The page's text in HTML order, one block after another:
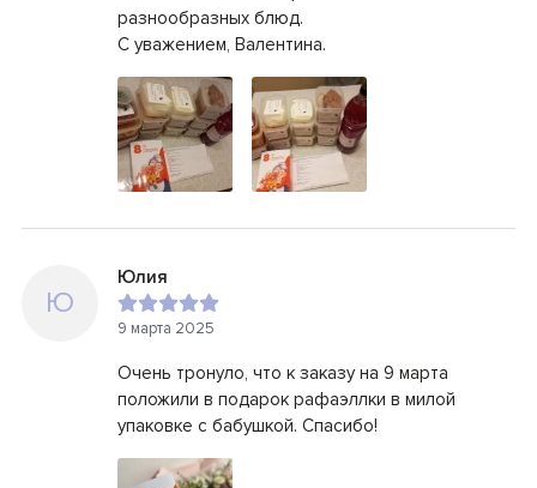
разнообразных блюд.
С уважением, Валентина.
Ю
Юлия
9 марта 2025
Очень тронуло, что к заказу на 9 марта
положили в подарок рафаэллки в милой
упаковке с бабушкой. Спасибо!